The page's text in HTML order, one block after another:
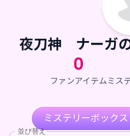
夜刀神 ナーガ
0
ファンアイテムミス
ミステリーボックス
並び替え